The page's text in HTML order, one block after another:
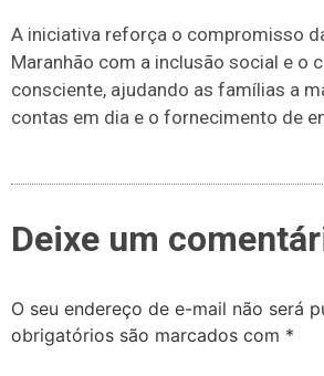
A iniciativa reforça o compromisso
Maranhão com a inclusão social e o
consciente, ajudando as famílias a
contas em dia e o fornecimento de
Deixe um
O seu endereço de e-mail não será
obrigatórios são marcados com *